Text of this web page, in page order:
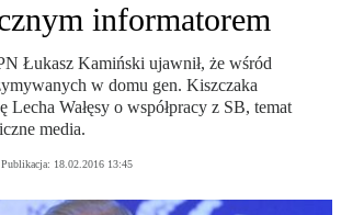
informatorem
Łukasz Kamiński ujawnił, że wśród
w domu gen. Kiszczaka
Lecha Wałęsy o współpracy z SB, temat
media.
Publikacja: 18.02.2016 13:45